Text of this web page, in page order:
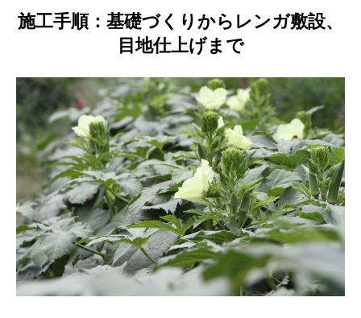
施工手順：基礎づくりからレンガ敷設、
目地仕上げまで